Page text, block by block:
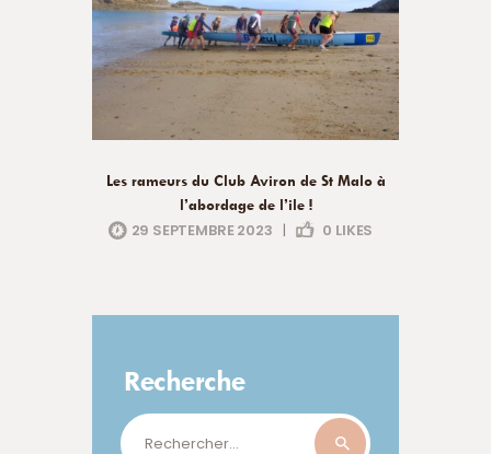
Les rameurs du Club Aviron de St Malo à
l’abordage de l’ile !
29 SEPTEMBRE 2023 | 0 LIKES
Recherche
Rechercher :